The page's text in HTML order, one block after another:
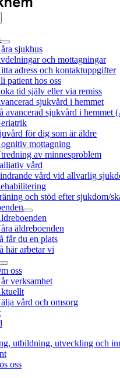
sjukhus
och mottagningar
adress och kontaktuppgifter
patient hos oss
tid själv eller via remiss
sjukvård i hemmet
avancerad sjukvård i hemmet
för dig som är äldre
mottagning
av minnesproblem
vård
vård vid allvarlig
och stöd efter sjukdom/
äldreboenden
får du en plats
här arbetar vi
oss
verksamhet
vård och omsorg
utbildning, utveckling och
oss